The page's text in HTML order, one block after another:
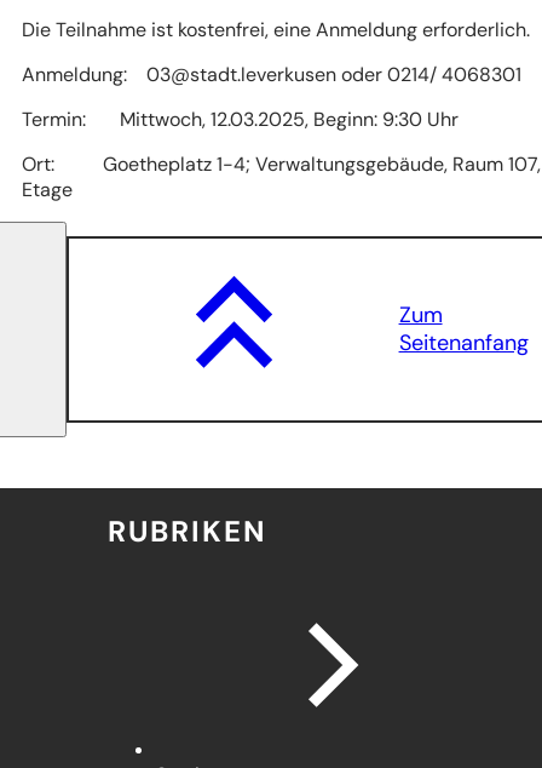
Die Teilnahme ist kostenfrei, eine Anmeldung erforderlich.
Anmeldung: 03 stadtleverkusenoder 0214/ 4068301
Termin: Mittwoch, 12.03.2025, Beginn: 9:30 Uhr
Ort: Goetheplatz 1-4; Verwaltungsgebäude, Raum 107,
Etage
Zum
Seitenanfang
RUBRIKEN